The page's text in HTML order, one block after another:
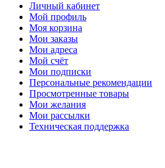
Личный кабинет
Мой профиль
Моя корзина
Мои заказы
Мои адреса
Мой счёт
Мои подписки
Персональные рекомендации
Просмотренные товары
Мои желания
Мои рассылки
Техническая поддержка